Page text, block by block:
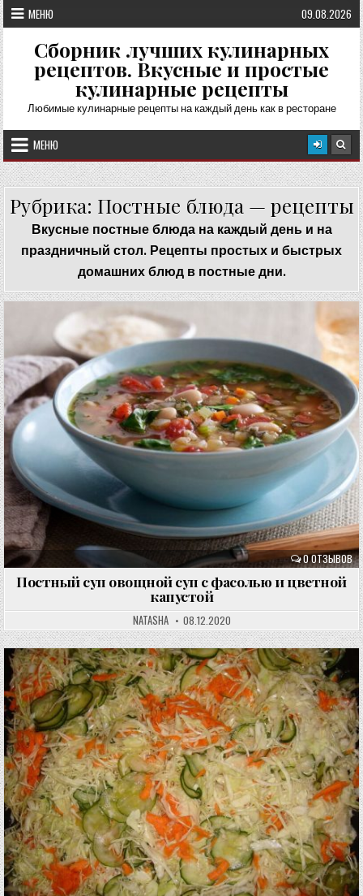
Перейти
к
содержимому
МЕНЮ 09.08.2026
Сборник лучших кулинарных
рецептов. Вкусные и простые
кулинарные рецепты
Любимые кулинарные рецепты на каждый день как в ресторане
МЕНЮ
Рубрика: Постные блюда — рецепты
Вкусные постные блюда на каждый день и на
праздничный стол. Рецепты простых и быстрых
домашних блюд в постные дни.
0 ОТЗЫВОВ
Постный суп овощной суп с фасолью и цветной
капустой
NATASHA 08.12.2020